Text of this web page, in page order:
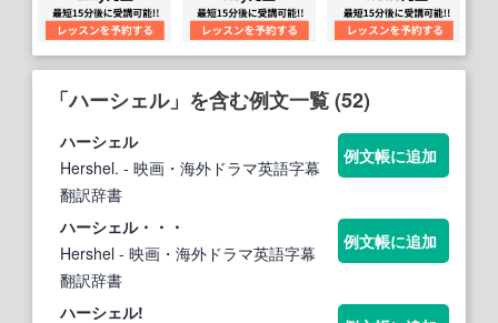
「ハーシェル」を含む例文一覧 (52)
ハーシェル
Hershel. - 映画・海外ドラマ英語字幕
翻訳辞書
例文帳に追加
ハーシェル・・・
Hershel - 映画・海外ドラマ英語字幕
翻訳辞書
例文帳に追加
ハーシェル!